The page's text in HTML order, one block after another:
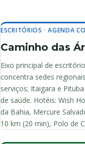
ESCRITÓRIOS · AGENDA
Caminho das
Eixo principal de
concentra sedes
serviços; Itaigara e
de saúde. Hotéis: Wish
da Bahia, Mercure
10 km (20 min), Polo de